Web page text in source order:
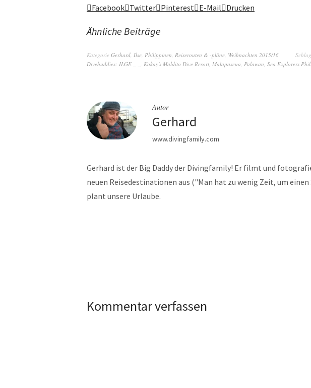
Facebook Twitter Pinterest E-Mail Drucken
Ähnliche Beiträge
Kategorie Gerhard, Ilse, Philippinen, Reiserouten & -pläne, Weihnachten 2015/16
Divebuddies: ILGE _ _ , Kokay's Maldito Dive Resort, Malapascua, Palawan, Sea Explorers
Autor
Gerhard
www.divingfamily.com
Gerhard ist der Big Daddy der Divingfamily! Er filmt und
neuen Reisedestinationen aus ("Man hat zu wenig Zeit, um einen
plant unsere Urlaube.
Kommentar verfassen